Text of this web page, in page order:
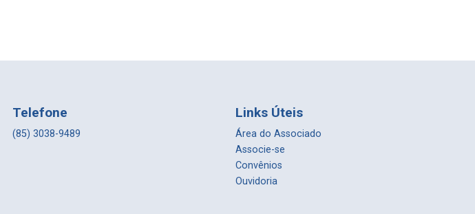
Telefone
(85) 3038-9489
Links Úteis
Área do Associado
Associe-se
Convênios
Ouvidoria